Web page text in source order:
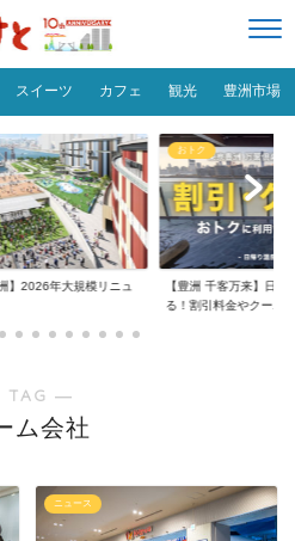
スイーツ カフェ 観光 豊洲市場
】2026年大規模リニュ
おトク
【豊洲 千客万来】日帰
る！割引料金やクーポ...
―
ム会社
ニュース